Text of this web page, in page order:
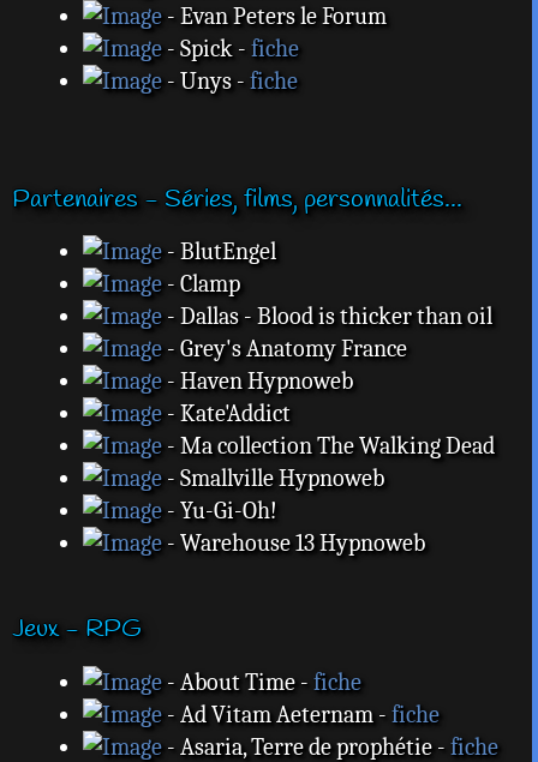
- Evan Peters le Forum
- Spick - fiche
- Unys - fiche
Partenaires - Séries, films, personnalités...
- BlutEngel
- Clamp
- Dallas - Blood is thicker than oil
- Grey's Anatomy France
- Haven Hypnoweb
- Kate'Addict
- Ma collection The Walking Dead
- Smallville Hypnoweb
- Yu-Gi-Oh!
- Warehouse 13 Hypnoweb
Jeux - RPG
- About Time - fiche
- Ad Vitam Aeternam - fiche
- Asaria, Terre de prophétie - fiche